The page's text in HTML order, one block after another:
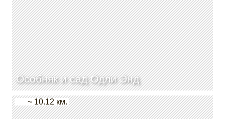
Особняк и сад Одли Энд
~ 10.12 км.